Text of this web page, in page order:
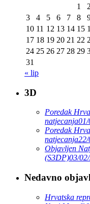
1
2
3
4 5 6 7 8
10 11 12 13 14 15
17 18 19 20 21 22
24 25 26 27 28 29
31
« lip
3D
Poredak
natjecanja01/
Poredak
natjecanja22/
Objavljen
(S3DP)03/
Nedavno
Hrvatska